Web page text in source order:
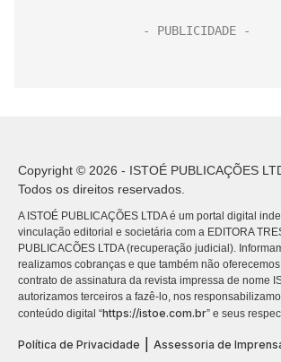
Copyright © 2026 - ISTOÉ PUBLICAÇÕES
Todos os direitos reservados.
A ISTOÉ PUBLICAÇÕES LTDA é um portal digital
vinculação editorial e societária com a EDITORA
PUBLICACÕES LTDA (recuperação judicial).
realizamos cobranças e que também não
contrato de assinatura da revista impressa de nome
autorizamos terceiros a fazê-lo, nos
conteúdo digital “https://istoe.com.br” e seus
Política de Privacidade Assessoria de